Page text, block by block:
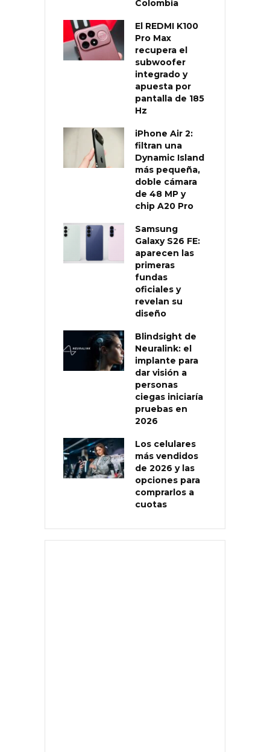
Colombia
El REDMI K100
Pro Max
recupera el
subwoofer
integrado y
apuesta por
pantalla de 185
Hz
iPhone Air 2:
filtran una
Dynamic Island
más pequeña,
doble cámara
de 48 MP y
chip A20 Pro
Samsung
Galaxy S26 FE:
aparecen las
primeras
fundas
oficiales y
revelan su
diseño
Blindsight de
Neuralink: el
implante para
dar visión a
personas
ciegas iniciaría
pruebas en
2026
Los celulares
más vendidos
de 2026 y las
opciones para
comprarlos a
cuotas